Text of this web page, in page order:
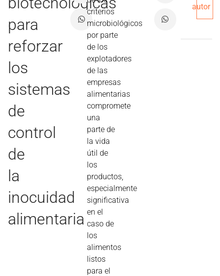
para
reforzar
los
sistemas
de
control
de
la
inocuidad
alimentaria
criterios
microbiológicos
por parte
de los
explotadores
de las
empresas
alimentarias
compromete
una
parte de
la vida
útil de
los
productos,
especialmente
significativa
en el
caso de
los
alimentos
listos
para el
autor